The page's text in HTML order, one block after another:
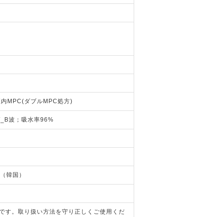
MPC(ダブルMPC処方)
波；吸水率96%
韓国）
す。取り扱い方法を守り正しくご使用くだ